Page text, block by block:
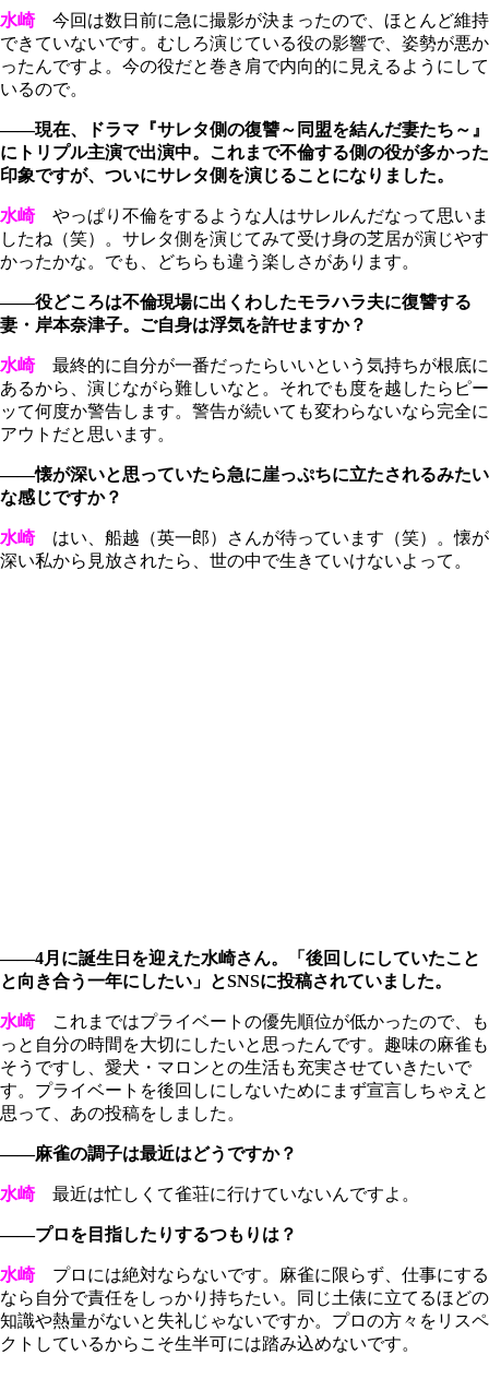
水崎今回は数日前に急に撮影が決まったので、ほとんど維持
できていないです。むしろ演じている役の影響で、姿勢が悪か
ったんですよ。今の役だと巻き肩で内向的に見えるようにして
いるので。
――現在、ドラマ『サレタ側の復讐～同盟を結んだ妻たち～』
にトリプル主演で出演中。これまで不倫する側の役が多かった
印象ですが、ついにサレタ側を演じることになりました。
水崎やっぱり不倫をするような人はサレルんだなって思いま
したね（笑）。サレタ側を演じてみて受け身の芝居が演じやす
かったかな。でも、どちらも違う楽しさがあります。
――役どころは不倫現場に出くわしたモラハラ夫に復讐する
妻・岸本奈津子。ご自身は浮気を許せますか？
水崎最終的に自分が一番だったらいいという気持ちが根底に
あるから、演じながら難しいなと。それでも度を越したらピー
ッて何度か警告します。警告が続いても変わらないなら完全に
アウトだと思います。
――懐が深いと思っていたら急に崖っぷちに立たされるみたい
な感じですか？
水崎はい、船越（英一郎）さんが待っています（笑）。懐が
深い私から見放されたら、世の中で生きていけないよって。
――4月に誕生日を迎えた水崎さん。「後回しにしていたこと
と向き合う一年にしたい」とSNSに投稿されていました。
水崎これまではプライベートの優先順位が低かったので、も
っと自分の時間を大切にしたいと思ったんです。趣味の麻雀も
そうですし、愛犬・マロンとの生活も充実させていきたいで
す。プライベートを後回しにしないためにまず宣言しちゃえと
思って、あの投稿をしました。
――麻雀の調子は最近はどうですか？
水崎最近は忙しくて雀荘に行けていないんですよ。
――プロを目指したりするつもりは？
水崎プロには絶対ならないです。麻雀に限らず、仕事にする
なら自分で責任をしっかり持ちたい。同じ土俵に立てるほどの
知識や熱量がないと失礼じゃないですか。プロの方々をリスペ
クトしているからこそ生半可には踏み込めないです。